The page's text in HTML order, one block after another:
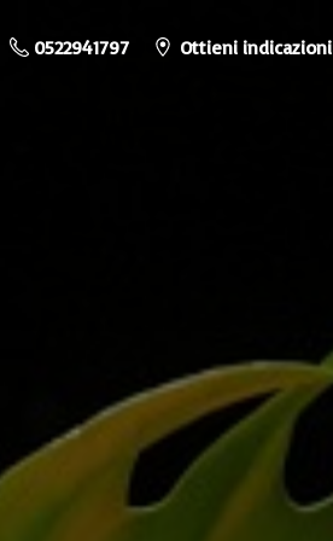
0522941797 Ottieni indicazioni